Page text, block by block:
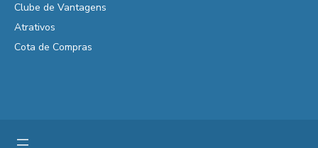
Clube de Vantagens
Atrativos
Cota de Compras